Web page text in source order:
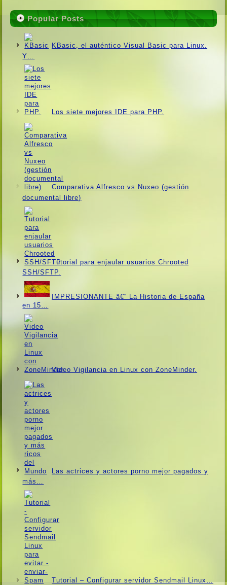
Popular Posts
KBasic, el auténtico Visual Basic para Linux.
Y…
Los siete mejores IDE para PHP.
Comparativa Alfresco vs Nuxeo (gestión
documental libre)
Tutorial para enjaular usuarios Chrooted
SSH/SFTP.
IMPRESIONANTE â€“ La Historia de España
en 15…
Video Vigilancia en Linux con ZoneMinder.
Las actrices y actores porno mejor pagados y
más…
Tutorial – Configurar servidor Sendmail Linux…